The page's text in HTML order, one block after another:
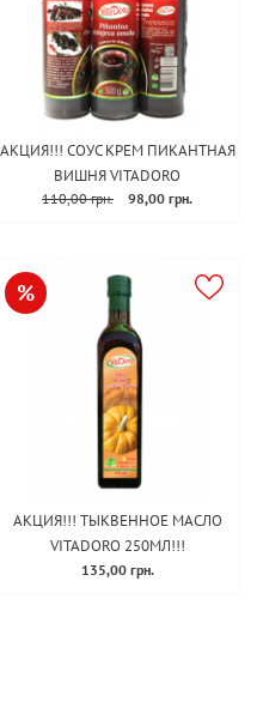
АКЦИЯ!!! СОУС КРЕМ ПИКАНТНАЯ
ВИШНЯ VITADORO
110,00 грн. 98,00 грн.
%
АКЦИЯ!!! ТЫКВЕННОЕ МАСЛО
VITADORO 250МЛ!!!
135,00 грн.